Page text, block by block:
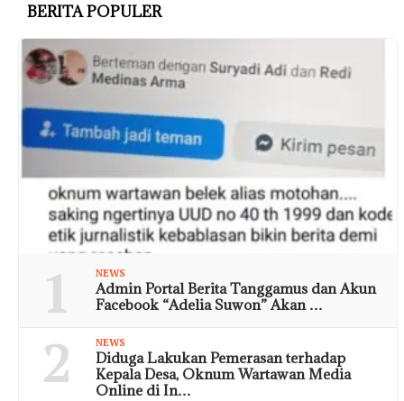
BERITA POPULER
1 NEWS
Admin Portal Berita Tanggamus dan Akun
Facebook “Adelia Suwon” Akan …
2 NEWS
Diduga Lakukan Pemerasan terhadap
Kepala Desa, Oknum Wartawan Media
Online di In…